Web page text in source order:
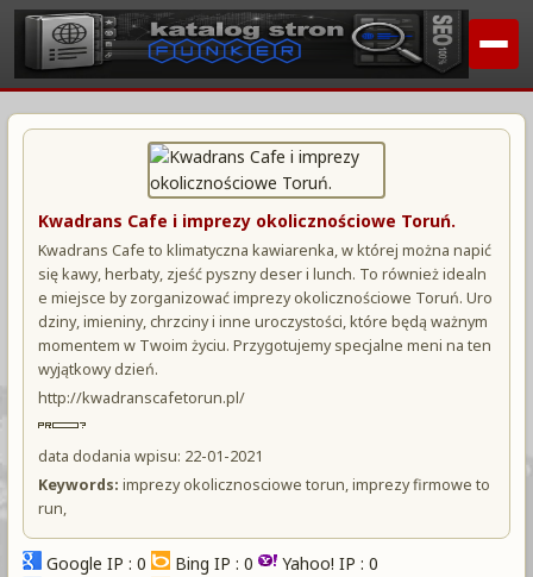
Kwadrans Cafe i imprezy okolicznościowe Toruń.
Kwadrans Cafe to klimatyczna kawiarenka, w której można napić
się kawy, herbaty, zjeść pyszny deser i lunch. To również idealn
e miejsce by zorganizować imprezy okolicznościowe Toruń. Uro
dziny, imieniny, chrzciny i inne uroczystości, które będą ważnym
momentem w Twoim życiu. Przygotujemy specjalne meni na ten
wyjątkowy dzień.
http://kwadranscafetorun.pl/
data dodania wpisu: 22-01-2021
Keywords: imprezy okolicznosciowe torun, imprezy firmowe to
run,
Google IP : 0 Bing IP : 0
Yahoo! IP : 0